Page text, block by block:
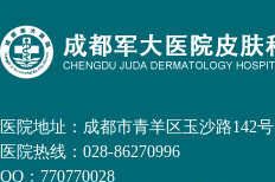
医院地址：成都市青羊区玉沙路142号
医院热线：028-86270996
QQ：770770028